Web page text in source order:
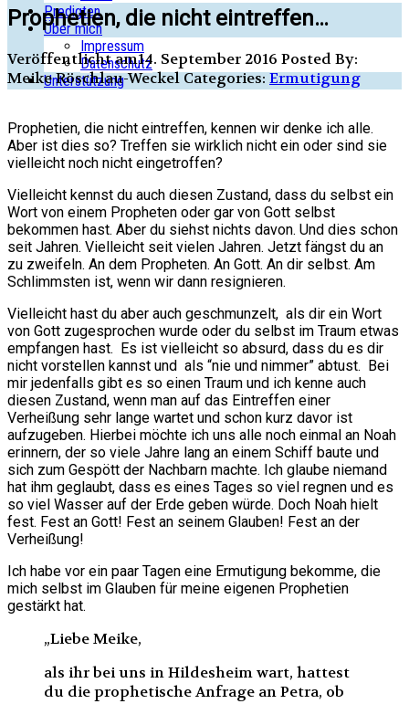
Predigten
Über mich
Impressum
Datenschutz
Unterstützung
Prophetien, die nicht eintreffen…
Veröffentlicht am14. September 2016 Posted By:
Meike Röschlau-WeckelCategories:Ermutigung
Prophetien, die nicht eintreffen, kennen wir denke ich alle.
Aber ist dies so? Treffen sie wirklich nicht ein oder sind sie
vielleicht noch nicht eingetroffen?
Vielleicht kennst du auch diesen Zustand, dass du selbst ein
Wort von einem Propheten oder gar von Gott selbst
bekommen hast. Aber du siehst nichts davon. Und dies schon
seit Jahren. Vielleicht seit vielen Jahren. Jetzt fängst du an
zu zweifeln. An dem Propheten. An Gott. An dir selbst. Am
Schlimmsten ist, wenn wir dann resignieren.
Vielleicht hast du aber auch geschmunzelt, als dir ein Wort
von Gott zugesprochen wurde oder du selbst im Traum etwas
empfangen hast. Es ist vielleicht so absurd, dass du es dir
nicht vorstellen kannst und als “nie und nimmer” abtust. Bei
mir jedenfalls gibt es so einen Traum und ich kenne auch
diesen Zustand, wenn man auf das Eintreffen einer
Verheißung sehr lange wartet und schon kurz davor ist
aufzugeben. Hierbei möchte ich uns alle noch einmal an Noah
erinnern, der so viele Jahre lang an einem Schiff baute und
sich zum Gespött der Nachbarn machte. Ich glaube niemand
hat ihm geglaubt, dass es eines Tages so viel regnen und es
so viel Wasser auf der Erde geben würde. Doch Noah hielt
fest. Fest an Gott! Fest an seinem Glauben! Fest an der
Verheißung!
Ich habe vor ein paar Tagen eine Ermutigung bekomme, die
mich selbst im Glauben für meine eigenen Prophetien
gestärkt hat.
„Liebe Meike,
als ihr bei uns in Hildesheim wart, hattest
du die prophetische Anfrage an Petra, ob